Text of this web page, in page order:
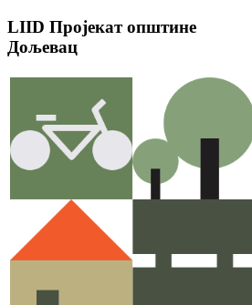
LIID Пројекат општине
Дољевац